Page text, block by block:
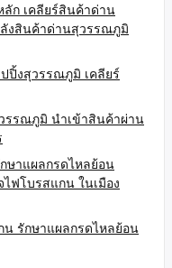
ก เคลียร์สินค้าด่าน
งสินค้าด่านสุวรรณภูมิ
ปิ้งสุวรรณภูมิ เคลียร์
รรณภูมิ นำเข้าสินค้าผ่าน
ษาแผลกรดไหลย้อน
ฟโบรสแกน ในเมือง
รักษาแผลกรดไหลย้อน